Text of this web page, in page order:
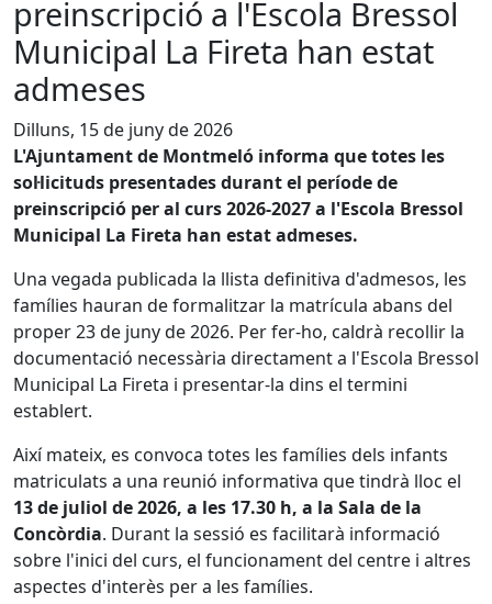
preinscripció a l'Escola Bressol
Municipal La Fireta han estat
admeses
Dilluns, 15 de juny de 2026
L'Ajuntament de Montmeló informa que totes les
sol·licituds presentades durant el període de
preinscripció per al curs 2026-2027 a l'Escola Bressol
Municipal La Fireta han estat admeses.
Una vegada publicada la llista definitiva d'admesos, les
famílies hauran de formalitzar la matrícula abans del
proper 23 de juny de 2026. Per fer-ho, caldrà recollir la
documentació necessària directament a l'Escola Bressol
Municipal La Fireta i presentar-la dins el termini
establert.
Així mateix, es convoca totes les famílies dels infants
matriculats a una reunió informativa que tindrà lloc el
13 de juliol de 2026, a les 17.30 h, a la Sala de la
Concòrdia. Durant la sessió es facilitarà informació
sobre l'inici del curs, el funcionament del centre i altres
aspectes d'interès per a les famílies.